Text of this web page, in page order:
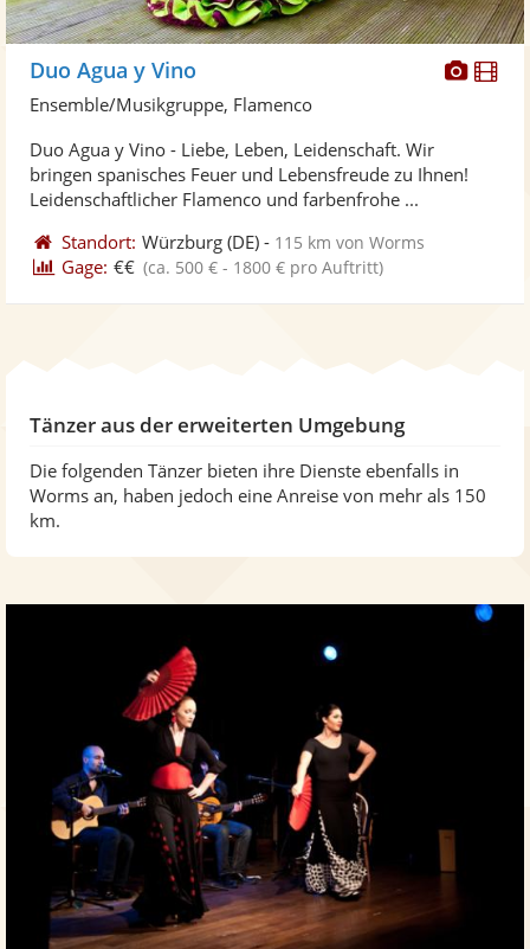
Duo Agua y Vino
Ensemble/Musikgruppe, Flamenco
Duo Agua y Vino - Liebe, Leben, Leidenschaft. Wir
bringen spanisches Feuer und Lebensfreude zu Ihnen!
Leidenschaftlicher Flamenco und farbenfrohe ...
Standort: Würzburg (DE) - 115 km von Worms
Gage: €€ (ca. 500 € - 1800 € pro Auftritt)
Tänzer aus der erweiterten Umgebung
Die folgenden Tänzer bieten ihre Dienste ebenfalls in
Worms an, haben jedoch eine Anreise von mehr als 150
km.